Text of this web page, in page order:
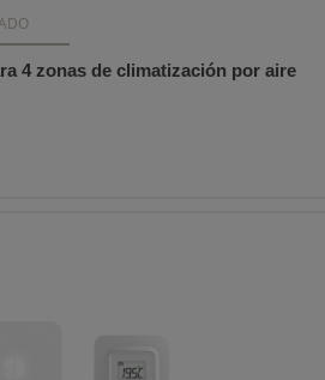
4 zonas de climatización por aire